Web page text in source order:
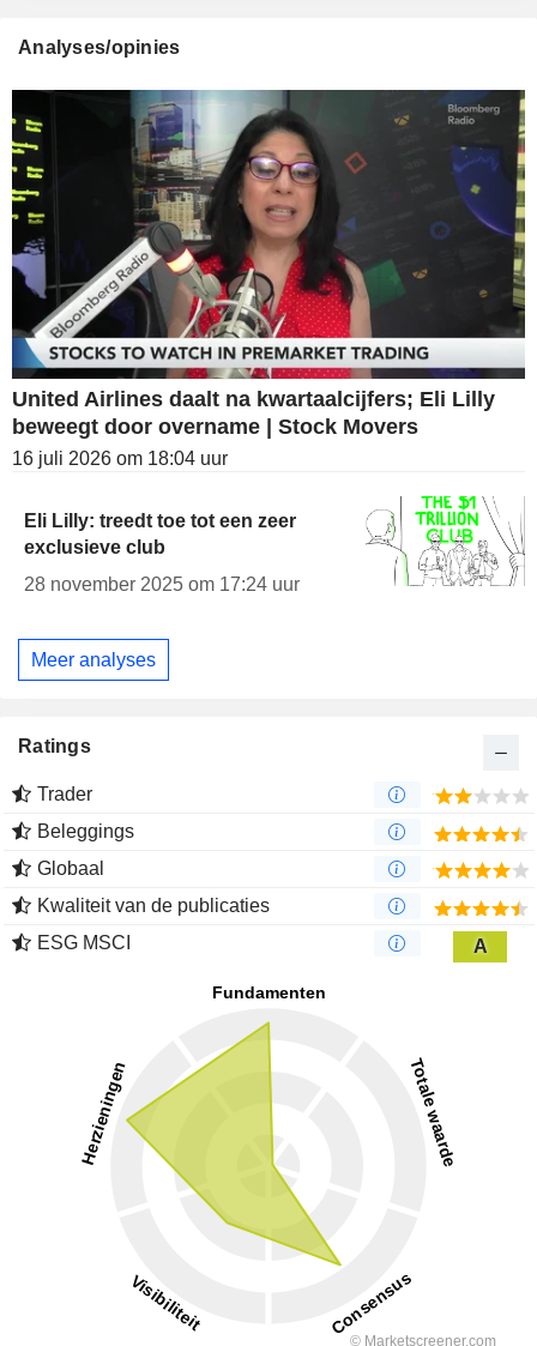
Analyses/opinies
United Airlines daalt na kwartaalcijfers; Eli Lilly
beweegt door overname | Stock Movers
16 juli 2026 om 18:04 uur
Eli Lilly: treedt toe tot een zeer
exclusieve club
28 november 2025 om 17:24 uur
Meer analyses
Ratings
Trader
Beleggings
Globaal
Kwaliteit van de publicaties
ESG MSCI
A